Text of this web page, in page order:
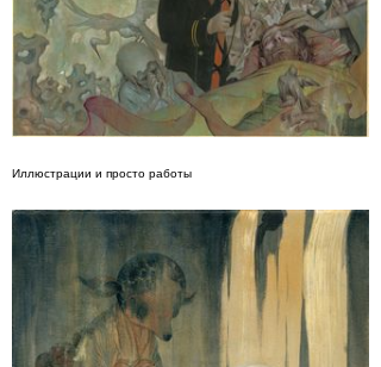
Иллюстрации и просто работы